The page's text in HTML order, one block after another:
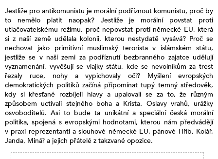
Jestliže pro antikomunistu je morální podříznout komunistu, proč by
to nemělo platit naopak? Jestliže je morální povstat proti
utlačovatelskému režimu, proč nepovstat proti německé EU, která
si z naší země udělala kolonii, kterou nestydatě vysává? Proč se
nechovat jako primitivní muslimský terorista v islámském státu,
jestliže se v naší zemi za podříznutí bezbranného zajatce udělují
vyznamenání, vyvěšují se vlajky státu, kde se nevolníkům za trest
řezaly ruce, nohy a vypichovaly oči? Myšlení evropských
demokratických politiků začíná připomínat tupý temný středověk,
kdy si křesťané rozbíjeli hlavy a upalovali se za to, že různým
způsobem uctívali stejného boha a Krista. Oslavy vrahů, urážky
osvoboditelů. Asi to bude ta unikátní a speciální česká morální
politika, spojená s evropskými hodnotami, kterou nám předvádějí
v praxi reprezentanti a slouhové německé EU, pánové Hřib, Kolář,
Janda, Minář a jejich přátelé z takzvané opozice.